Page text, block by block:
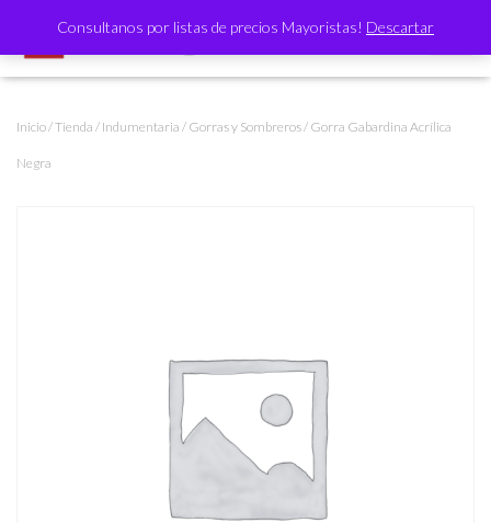
Consultanos por listas de precios Mayoristas! Descartar
Inicio/Tienda / Indumentaria / Gorras y Sombreros/ Gorra Gabardina Acrílica
Negra